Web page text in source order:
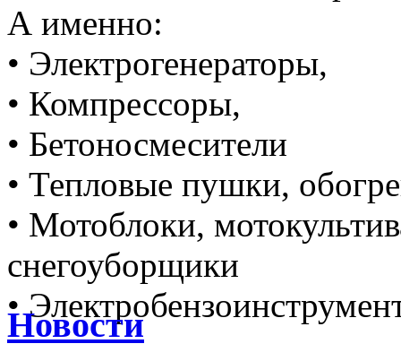
А именно:
• Электрогенераторы,
• Компрессоры,
• Бетоносмесители
• Тепловые пушки,
• Мотоблоки,
снегоуборщики
•
Новости